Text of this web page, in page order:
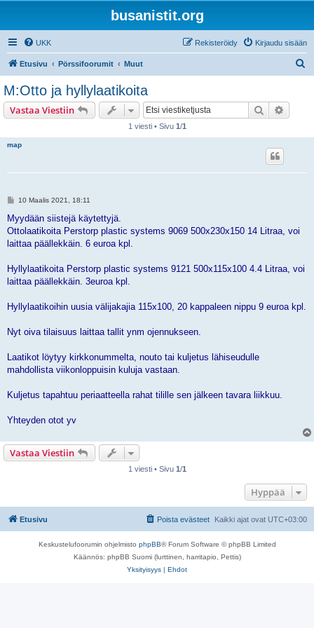
busanistit.org
UKK Kirjaudu sisään
Rekisteröidy
Etusivu Pörssifoorumit Muut
M:Otto ja hyllylaatikoita
Vastaa Viestiin Etsi
1 viesti • Sivu 1/1
map
V
e
s
t
i
10 Maalis 2021, 18:11
Myydään siistejä käytettyjä.
Ottolaatikoita Perstorp plastic systems 9069 500x230x150 14 Litraa, voi
laittaa päällekkäin. 6 euroa kpl.
Hyllylaatikoita Perstorp plastic systems 9121 500x115x100 4.4 Litraa, voi
laittaa päällekkäin. 3euroa kpl.
Hyllylaatikoihin uusia välijakajia 115x100, 20 kappaleen nippu 9 euroa kpl.
Nyt oiva tilaisuus laittaa tallit ynm ojennukseen.
Laatikot löytyy kirkkonummelta, nouto tai kuljetus lähiseudulle
mahdollista viikonloppuisin kuluja vastaan.
Kuljetus tapahtuu periaatteella rahat tilille sen jälkeen tavara liikkuu.
Yhteyden otot yv
Vastaa Viestiin
1 viesti • Sivu 1/1
Hyppää
Etusivu Kaikki ajat ovat UTC+03:00
Poista evästeet
Keskustelufoorumin ohjelmisto phpBB® Forum Software © phpBB Limited
Käännös: phpBB Suomi (lurttinen, harritapio, Pettis)
Yksityisyys | Ehdot